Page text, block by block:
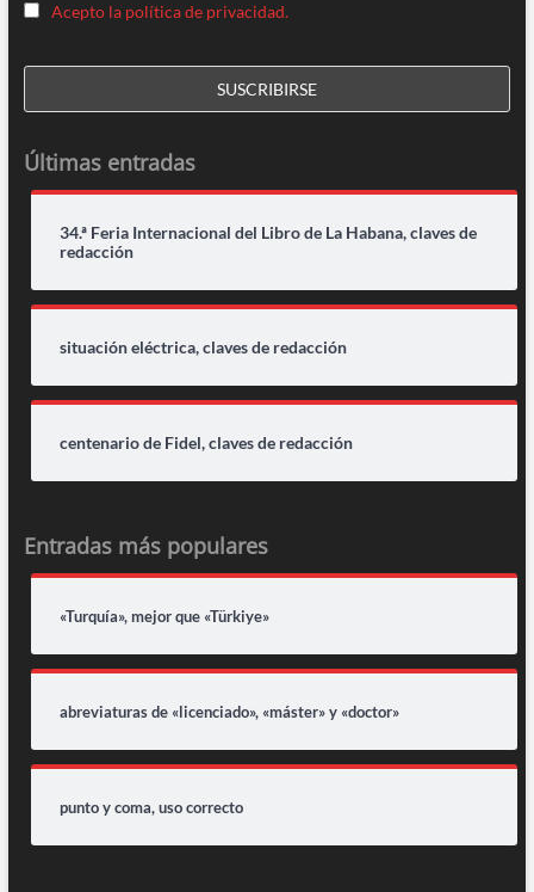
Acepto la política de privacidad.
Últimas entradas
34.ª Feria Internacional del Libro de La Habana, claves de
redacción
situación eléctrica, claves de redacción
centenario de Fidel, claves de redacción
Entradas más populares
«Turquía», mejor que «Türkiye»
abreviaturas de «licenciado», «máster» y «doctor»
punto y coma, uso correcto